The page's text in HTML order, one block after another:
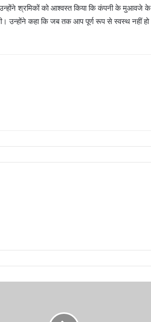
श्रमिकों को आश्वस्त किया कि कंपनी के मुआवजे के
उन्होंने कहा कि जब तक आप पूर्ण रूप से स्वस्थ नहीं हो